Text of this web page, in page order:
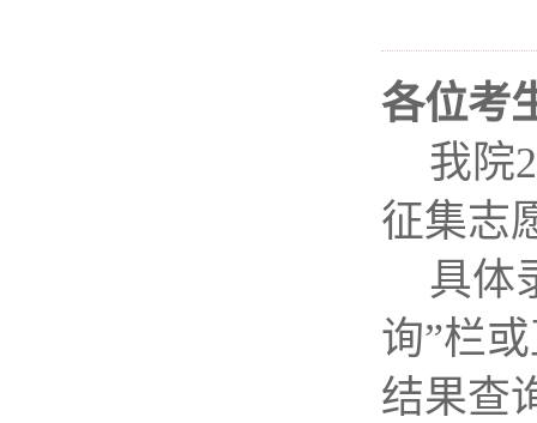
各位考
我院
征集志
具体
询”栏
结果查